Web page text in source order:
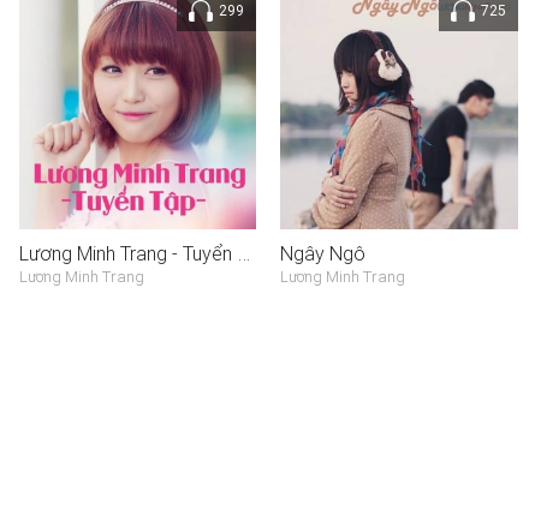
299
Lương Minh Trang - Tuyển Tập
Lương Minh Trang
725
Ngây Ngô
Lương Minh Trang